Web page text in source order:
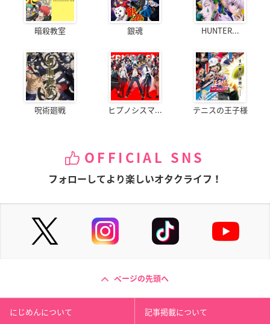
暗殺教室 銀魂 HUNTER...
呪術廻戦 ヒプノシスマ... テニスの王子様
OFFICIAL SNS
フォローしてより楽しいオタクライフ！
ページの先頭へ
にじめんについて 記事掲載について